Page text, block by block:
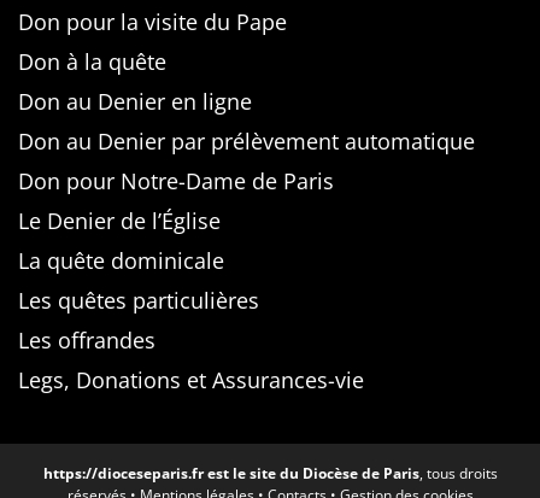
Don pour la visite du Pape
Don à la quête
Don au Denier en ligne
Don au Denier par prélèvement automatique
Don pour Notre-Dame de Paris
Le Denier de l’Église
La quête dominicale
Les quêtes particulières
Les offrandes
Legs, Donations et Assurances-vie
https://dioceseparis.frest le site du Diocèse de Paris, tous droits